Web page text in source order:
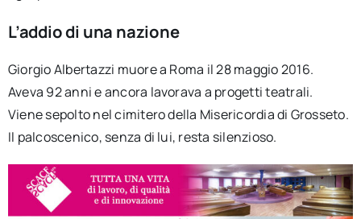
L’addio di una nazione
Giorgio Albertazzi muore a Roma il 28 maggio 2016.
Aveva 92 anni e ancora lavorava a progetti teatrali.
Viene sepolto nel cimitero della Misericordia di Grosseto.
Il palcoscenico, senza di lui, resta silenzioso.